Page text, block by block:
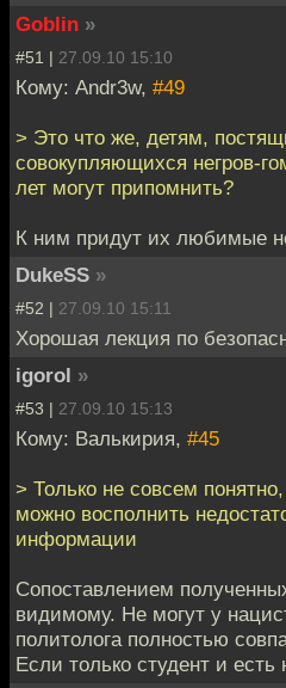
Goblin »
#51 | 27.09.10 15:10
Кому: Andr3w, #49
> Это что же, детям,
совокупляющихся негров-
лет могут припомнить?
К ним придут их любимые
DukeSS »
#52 | 27.09.10 15:11
Хорошая лекция по
igorol »
#53 | 27.09.10 15:13
Кому: Валькирия, #45
> Только не совсем
можно восполнить
информации
Сопоставлением
видимому. Не могут у
политолога полностью
Если только студент и есть